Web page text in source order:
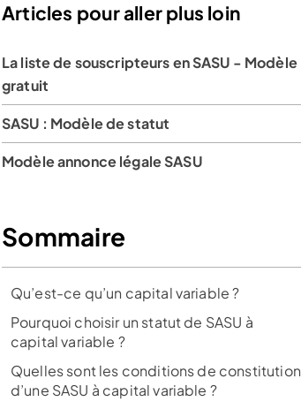
de tiers
4,8 sur 1267 avis
Articles pour aller plus loin
La liste de souscripteurs en SASU - Modèle
gratuit
SASU : Modèle de statut
Modèle annonce légale SASU
Sommaire
Qu’est-ce qu’un capital variable ?
Pourquoi choisir un statut de SASU à
capital variable ?
Quelles sont les conditions de constitution
d’une SASU à capital variable ?